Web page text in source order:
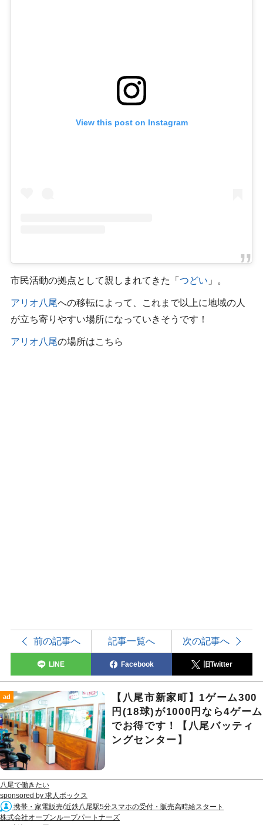
View this post on Instagram
市民活動の拠点として親しまれてきた「 つどい 」。
アリオ八尾への移転によって、これまで以上に地域の人
が立ち寄りやすい場所になっていきそうです！
アリオ八尾の場所はこちら
前の記事へ 記事一覧へ 次の記事へ
LINE Facebook 旧Twitter
ad
【八尾市新家町】1ゲーム300
円(18球)が1000円なら4ゲーム
でお得です！【八尾バッティ
ングセンター】
八尾で働きたい
sponsored by 求人ボックス
携帯・家電販売/近鉄八尾駅5分スマホの受付・販売高時給スタート
株式会社オープンループパートナーズ